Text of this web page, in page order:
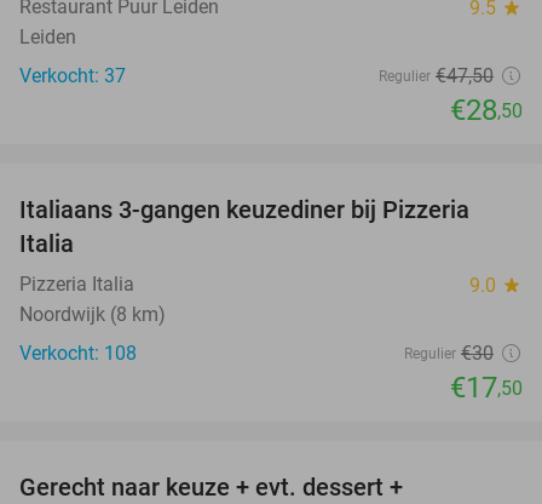
Restaurant Puur Leiden 9.5 star
Leiden
Verkocht: 37
Regulier €47,50
€28,50
42%
Italiaans 3-gangen keuzediner bij Pizzeria
Italia
Pizzeria Italia 9.0 star
Noordwijk (8 km)
Verkocht: 108
Regulier €30
€17,50
Gerecht naar keuze + evt. dessert +